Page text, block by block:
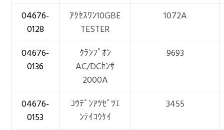
04676-
0128
ｱｸｾｽﾜﾝ10GBE
TESTER
1072A
04676-
0136
ｸﾗﾝﾌﾟｵﾝ
AC/DCｾﾝｻ
2000A
9693
04676-
0153
ｺｳﾃﾞﾝｱﾂｾﾞﾂｴ
ﾝﾃｲｺｳｹｲ
3455